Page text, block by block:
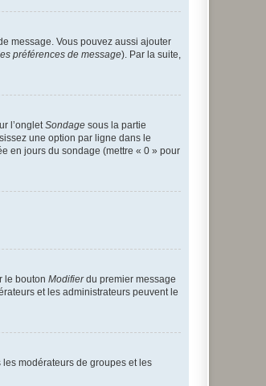
message. Vous pouvez aussi ajouter
préférences de message). Par la suite,
l’ongletSondage sous la partie
une option par ligne dans le
en jours du sondage (mettre « 0 » pour
le bouton Modifierdu premier message
et les administrateurs peuvent le
modérateurs de groupes et les